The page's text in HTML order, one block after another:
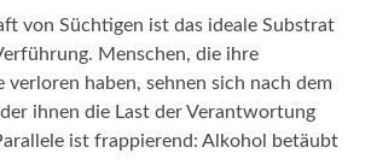
von Süchtigen ist das ideale Substrat
Menschen, die ihre
verloren haben, sehnen sich nach dem
ihnen die Last der Verantwortung
ist frappierend: Alkohol betäubt